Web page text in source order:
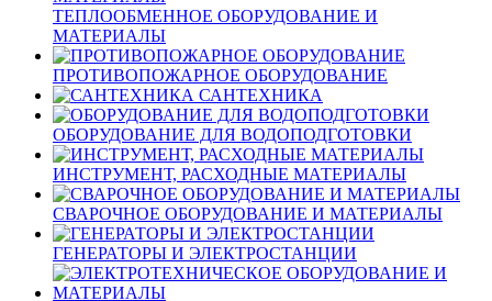
ТЕПЛООБМЕННОЕ ОБОРУДОВАНИЕ И
МАТЕРИАЛЫ
ПРОТИВОПОЖАРНОЕ ОБОРУДОВАНИЕ
САНТЕХНИКА
ОБОРУДОВАНИЕ ДЛЯ ВОДОПОДГОТОВКИ
ИНСТРУМЕНТ, РАСХОДНЫЕ МАТЕРИАЛЫ
СВАРОЧНОЕ ОБОРУДОВАНИЕ И МАТЕРИАЛЫ
ГЕНЕРАТОРЫ И ЭЛЕКТРОСТАНЦИИ